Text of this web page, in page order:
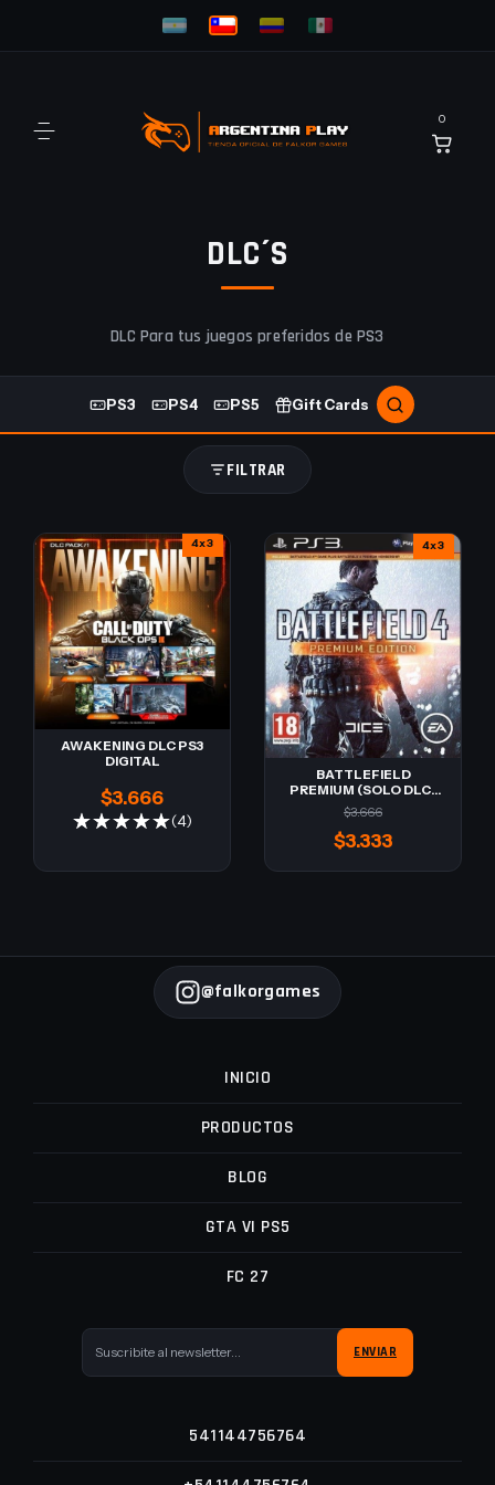
0
DLC´S
DLC Para tus juegos preferidos de PS3
PS3 PS4 PS5 Gift Cards
FILTRAR
4x3
AWAKENING DLC PS3
DIGITAL
$3.666
(4)
4x3
BATTLEFIELD
PREMIUM (SOLO DLC)
PS3 DIGITAL
$3.333
$3.666
@falkorgames
INICIO
PRODUCTOS
BLOG
GTA VI PS5
FC 27
541144756764